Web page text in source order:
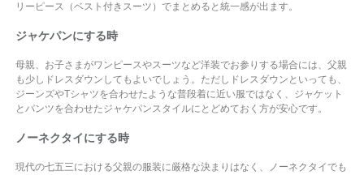
リーピース（ベスト付きスーツ）でまとめると統一感が出ます。
ジャケパンにする時
母親、お子さまがワンピースやスーツなど洋装でお参りする場合には、父親
も少しドレスダウンしてもよいでしょう。ただしドレスダウンといっても、
ジーンズやTシャツを合わせたような普段着に近い服ではなく、ジャケット
とパンツを合わせたジャケパンスタイルにとどめておく方が安心です。
ノーネクタイにする時
現代の七五三における父親の服装に厳格な決まりはなく、ノーネクタイでも